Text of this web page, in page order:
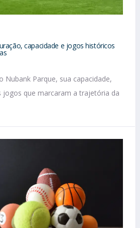
capacidade e jogos históricos
Nubank Parque, sua capacidade,
jogos que marcaram a trajetória da